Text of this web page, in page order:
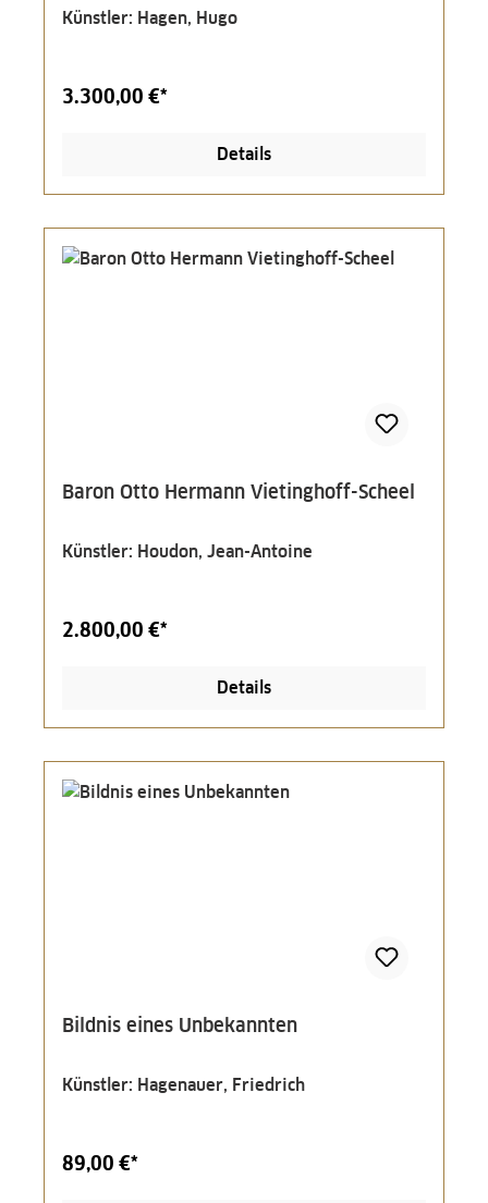
Künstler: Hagen, Hugo
3.300,00 €*
Details
Baron Otto Hermann Vietinghoff-Scheel
Künstler: Houdon, Jean-Antoine
2.800,00 €*
Details
Bildnis eines Unbekannten
Künstler: Hagenauer, Friedrich
89,00 €*